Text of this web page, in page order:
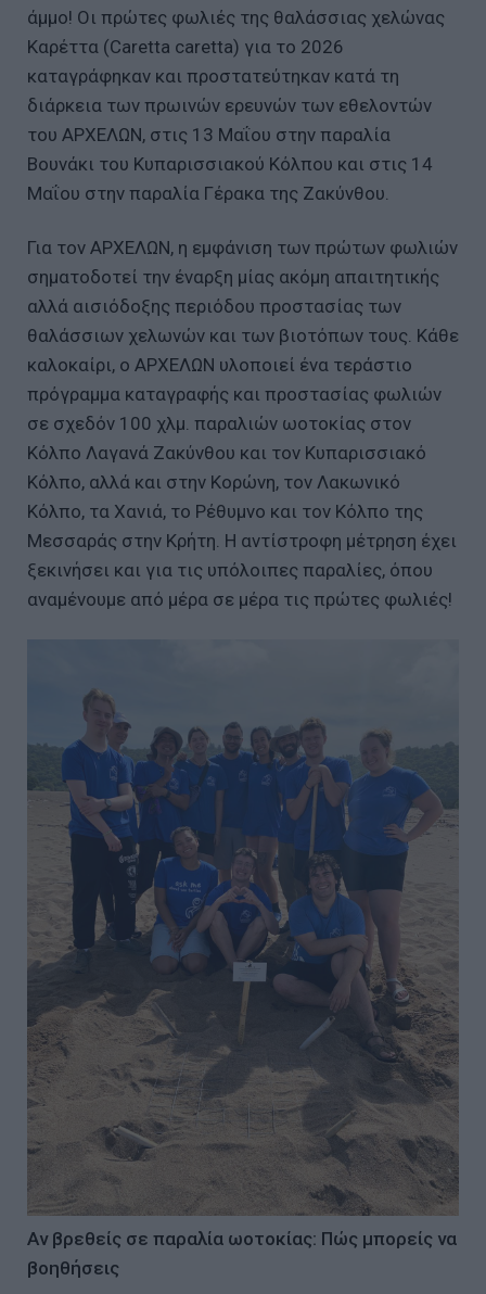
άμμο! Οι πρώτες φωλιές της θαλάσσιας χελώνας
Καρέττα (Caretta caretta) για το 2026
καταγράφηκαν και προστατεύτηκαν κατά τη
διάρκεια των πρωινών ερευνών των εθελοντών
του ΑΡΧΕΛΩΝ, στις 13 Μαΐου στην παραλία
Βουνάκι του Κυπαρισσιακού Κόλπου και στις 14
Μαΐου στην παραλία Γέρακα της Ζακύνθου.
Για τον ΑΡΧΕΛΩΝ, η εμφάνιση των πρώτων φωλιών
σηματοδοτεί την έναρξη μίας ακόμη απαιτητικής
αλλά αισιόδοξης περιόδου προστασίας των
θαλάσσιων χελωνών και των βιοτόπων τους. Κάθε
καλοκαίρι, ο ΑΡΧΕΛΩΝ υλοποιεί ένα τεράστιο
πρόγραμμα καταγραφής και προστασίας φωλιών
σε σχεδόν 100 χλμ. παραλιών ωοτοκίας στον
Κόλπο Λαγανά Ζακύνθου και τον Κυπαρισσιακό
Κόλπο, αλλά και στην Κορώνη, τον Λακωνικό
Κόλπο, τα Χανιά, το Ρέθυμνο και τον Κόλπο της
Μεσσαράς στην Κρήτη. Η αντίστροφη μέτρηση έχει
ξεκινήσει και για τις υπόλοιπες παραλίες, όπου
αναμένουμε από μέρα σε μέρα τις πρώτες φωλιές!
Αν βρεθείς σε παραλία ωοτοκίας: Πώς μπορείς να
βοηθήσεις